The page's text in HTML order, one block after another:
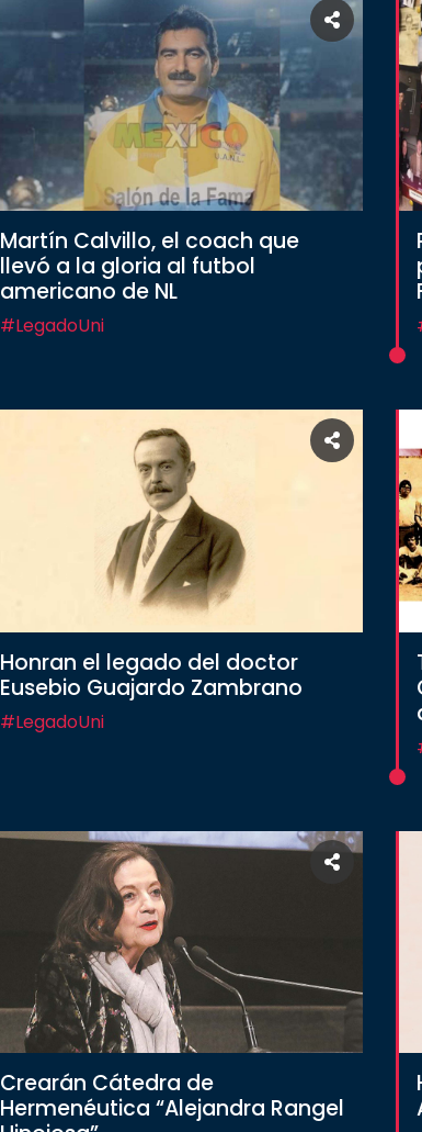
Martín Calvillo, el coach que
llevó a la gloria al futbol
americano de NL
#LegadoUni
Honran el legado del doctor
Eusebio Guajardo Zambrano
#LegadoUni
Crearán Cátedra de
Hermenéutica “Alejandra Rangel